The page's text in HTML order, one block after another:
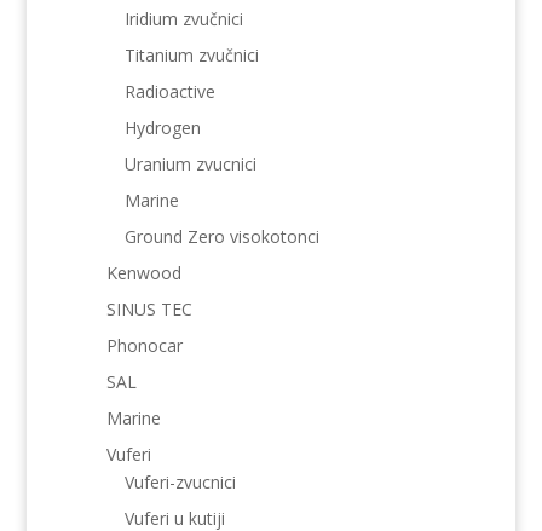
Iridium zvučnici
Titanium zvučnici
Radioactive
Hydrogen
Uranium zvucnici
Marine
Ground Zero visokotonci
Kenwood
SINUS TEC
Phonocar
SAL
Marine
Vuferi
Vuferi-zvucnici
Vuferi u kutiji